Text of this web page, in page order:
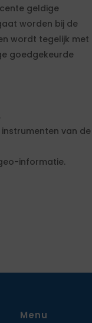
geldige
worden bij de
wordt tegelijk met
goedgekeurde
van de
informatie.
Menu